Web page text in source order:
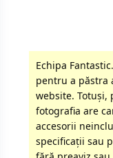
Echipa
pentru a păstra
website. Totuși,
fotografia are
accesorii
specificaţii sau